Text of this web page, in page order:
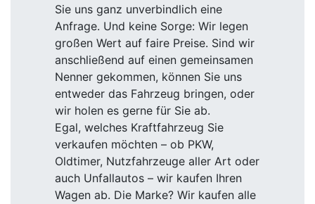
Sie uns ganz unverbindlich eine
Anfrage. Und keine Sorge: Wir legen
großen Wert auf faire Preise. Sind wir
anschließend auf einen gemeinsamen
Nenner gekommen, können Sie uns
entweder das Fahrzeug bringen, oder
wir holen es gerne für Sie ab.
Egal, welches Kraftfahrzeug Sie
verkaufen möchten – ob PKW,
Oldtimer, Nutzfahrzeuge aller Art oder
auch Unfallautos – wir kaufen Ihren
Wagen ab. Die Marke? Wir kaufen alle